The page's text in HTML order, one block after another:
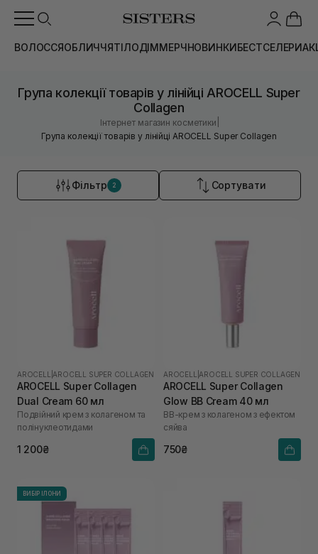
ВОЛОССЯОБЛИЧЧЯТІЛОДІММЕРЧНОВИНКИБЕСТСЕЛЕРИ
Група колекції товарів у лінійці AROCELL Super
Collagen
Інтернет магазин косметики
Група колекції товарів у лінійці AROCELL Super Collagen
Фільтр 2 Сортувати
AROCELL AROCELL SUPER COLLAGEN
AROCELL Super Collagen
Dual Cream 60 мл
Подвійний крем з колагеном та
полінуклеотидами
1 200₴
AROCELL AROCELL SUPER COLLAGEN
AROCELL Super Collagen
Glow BB Cream 40 мл
ВВ-крем з колагеном з ефектом
сяйва
750₴
ВИБІР ІЛОНИ